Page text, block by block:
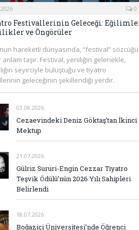
0
Festivallerinin Geleceği:
ve Öngörüler
hareketli dünyasında, “festival” sözcüğü
anlam taşır. Festival, yeniliğin gelenekle,
seyirciyle buluştuğu ve tiyatro
geleceğinin şekillendiği yerdir.
03.08.2026
Cezaevindeki Deniz Göktaş’tan İkinci
Mektup
21.07.2026
Gülriz Sururi-Engin Cezzar Tiyatro
Teşvik Ödülü’nün 2026 Yılı Sahipleri
Belirlendi
18.07.2026
Boğaziçi Üniversitesi’nde Öğrenci